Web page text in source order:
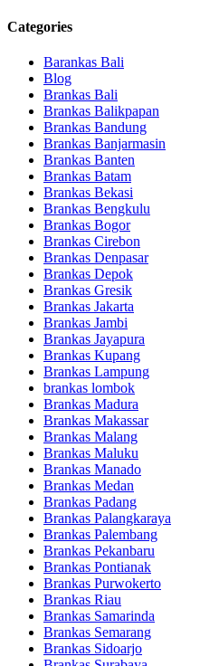
Categories
Barankas Bali
Blog
Brankas Bali
Brankas Balikpapan
Brankas Bandung
Brankas Banjarmasin
Brankas Banten
Brankas Batam
Brankas Bekasi
Brankas Bengkulu
Brankas Bogor
Brankas Cirebon
Brankas Denpasar
Brankas Depok
Brankas Gresik
Brankas Jakarta
Brankas Jambi
Brankas Jayapura
Brankas Kupang
Brankas Lampung
brankas lombok
Brankas Madura
Brankas Makassar
Brankas Malang
Brankas Maluku
Brankas Manado
Brankas Medan
Brankas Padang
Brankas Palangkaraya
Brankas Palembang
Brankas Pekanbaru
Brankas Pontianak
Brankas Purwokerto
Brankas Riau
Brankas Samarinda
Brankas Semarang
Brankas Sidoarjo